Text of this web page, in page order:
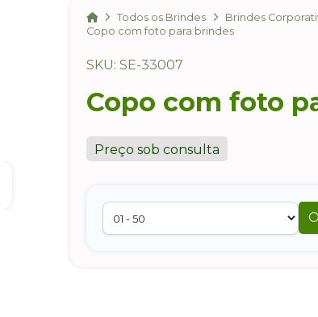
HomeTodos os Brindes
Brindes
Copo com foto para brindes
SKU: SE-33007
Copo com foto
Preço sob consulta